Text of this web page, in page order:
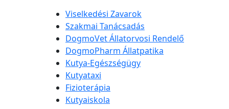
Viselkedési Zavarok
Szakmai Tanácsadás
DogmoVet Állatorvosi Rendelő
DogmoPharm Állatpatika
Kutya-Egészségügy
Kutyataxi
Fizioterápia
Kutyaiskola